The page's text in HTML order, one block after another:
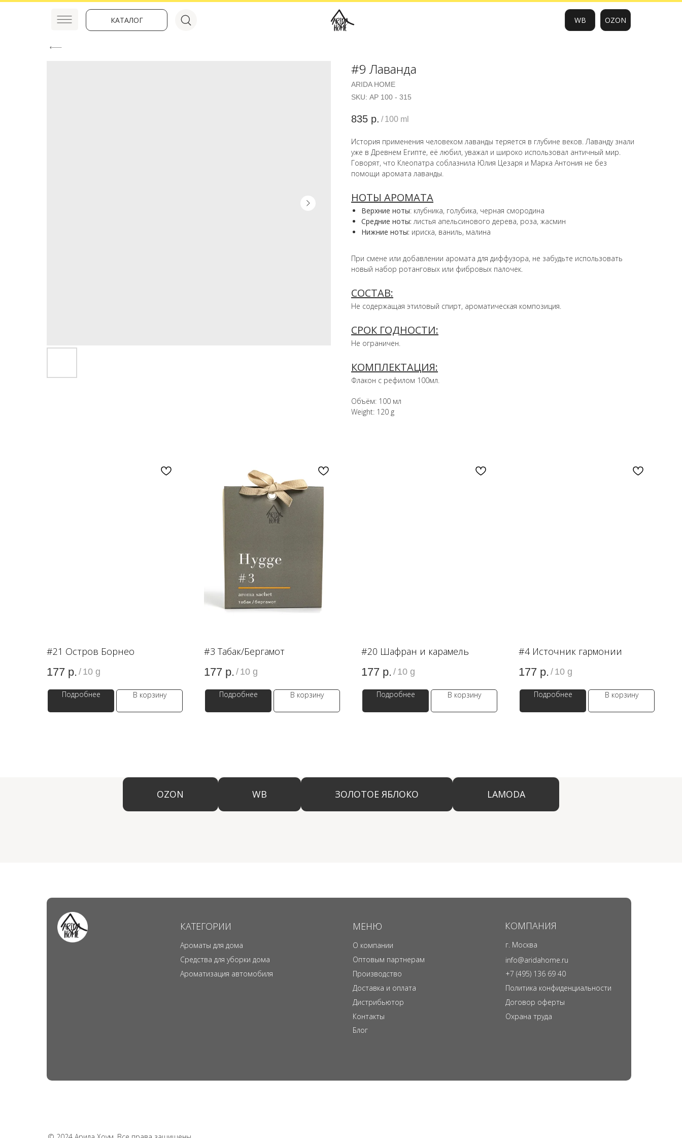
КАТАЛОГ WB OZON
#9 Лаванда
ARIDA HOME
SKU: АР 100 - 315
835 р. / 100 ml
История применения человеком лаванды теряется в глубине веков. Лаванду знали
уже в Древнем Египте, её любил, уважал и широко использовал античный мир.
Говорят, что Клеопатра соблазнила Юлия Цезаря и Марка Антония не без
помощи аромата лаванды.
НОТЫ АРОМАТА
Верхние ноты: клубника, голубика, черная смородина
Средние ноты:листья апельсинового дерева, роза, жасмин
Нижние ноты: ириска, ваниль, малина
При смене или добавлении аромата для диффузора, не забудьте использовать
новый набор ротанговых или фибровых палочек.
СОСТАВ:
Не содержащая этиловый спирт, ароматическая композиция.
СРОК ГОДНОСТИ:
Не ограничен.
КОМПЛЕКТАЦИЯ:
Флакон с рефилом 100мл.
Объём: 100 мл
Weight: 120 g
#21 Остров Борнео
177 р. / 10 g
Подробнее В корзину
#3 Табак/Бергамот
177 р. / 10 g
Подробнее В корзину
#20 Шафран и карамель
177 р. / 10 g
Подробнее В корзину
#4 Источник гармонии
177 р. / 10 g
Подробнее В корзину
OZON ЗОЛОТОЕ ЯБЛОКО LAMODA
КАТЕГОРИИ
Ароматы для дома
Ароматизация автомобиля
Средства для уборки дома
МЕНЮ
О компании
Производство
Оптовым партнерам
Контакты
КОМПАНИЯ
г. Москва
info@aridahome.ru
+7 (495) 136 69 40
Политика конфиденциальности
Договор оферты
Охрана труда
Дистрибьютор
Доставка и оплата
Блог